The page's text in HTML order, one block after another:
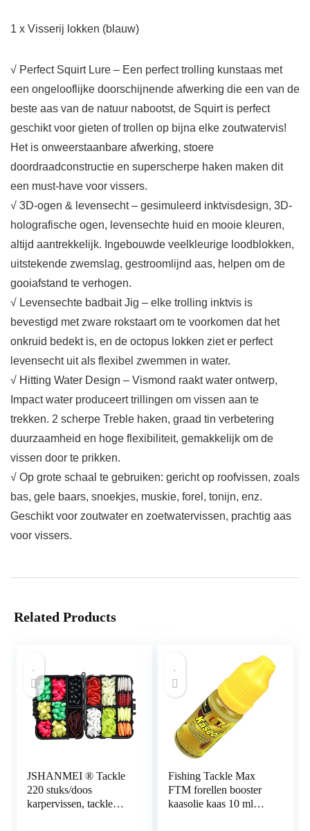
1 x Visserij lokken (blauw)
√ Perfect Squirt Lure – Een perfect trolling kunstaas met
een ongelooflijke doorschijnende afwerking die een van de
beste aas van de natuur nabootst, de Squirt is perfect
geschikt voor gieten of trollen op bijna elke zoutwatervis!
Het is onweerstaanbare afwerking, stoere
doordraadconstructie en superscherpe haken maken dit
een must-have voor vissers.
√ 3D-ogen & levensecht – gesimuleerd inktvisdesign, 3D-
holografische ogen, levensechte huid en mooie kleuren,
altijd aantrekkelijk. Ingebouwde veelkleurige loodblokken,
uitstekende zwemslag, gestroomlijnd aas, helpen om de
gooiafstand te verhogen.
√ Levensechte badbait Jig – elke trolling inktvis is
bevestigd met zware rokstaart om te voorkomen dat het
onkruid bedekt is, en de octopus lokken ziet er perfect
levensecht uit als flexibel zwemmen in water.
√ Hitting Water Design – Vismond raakt water ontwerp,
Impact water produceert trillingen om vissen aan te
trekken. 2 scherpe Treble haken, graad tin verbetering
duurzaamheid en hoge flexibiliteit, gemakkelijk om de
vissen door te prikken.
√ Op grote schaal te gebruiken: gericht op roofvissen, zoals
bas, gele baars, snoekjes, muskie, forel, tonijn, enz.
Geschikt voor zoutwater en zoetwatervissen, prachtig aas
voor vissers.
Related Products
JSHANMEI ® Tackle
220 stuks/doos
karpervissen, tackle
Fishing Tackle Max
FTM forellen booster
kaasolie kaas 10 ml